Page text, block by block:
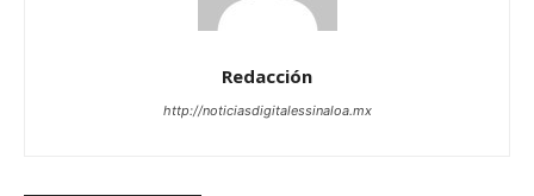
Redacción
http://noticiasdigitalessinaloa.mx